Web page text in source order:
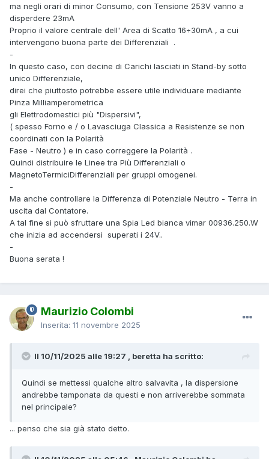
ma negli orari di minor Consumo, con Tensione 253V vanno a
disperdere 23mA
Proprio il valore centrale dell' Area di Scatto 16÷30mA , a cui
intervengono buona parte dei Differenziali .
-
In questo caso, con decine di Carichi lasciati in Stand-by sotto
unico Differenziale,
direi che piuttosto potrebbe essere utile individuare mediante
Pinza Milliamperometrica
gli Elettrodomestici più "Dispersivi",
( spesso Forno e / o Lavasciuga Classica a Resistenze se non
coordinati con la Polarità
Fase - Neutro ) e in caso correggere la Polarità .
Quindi distribuire le Linee tra Più Differenziali o
MagnetoTermiciDifferenziali per gruppi omogenei.
-
Ma anche controllare la Differenza di Potenziale Neutro - Terra in
uscita dal Contatore.
A tal fine si può sfruttare una Spia Led bianca vimar 00936.250.W
che inizia ad accendersi superati i 24V..
-
Buona serata !
Maurizio Colombi
Inserita: 11 novembre 2025
Il 10/11/2025 alle 19:27 , beretta ha scritto:
Quindi se mettessi qualche altro salvavita , la dispersione
andrebbe tamponata da questi e non arriverebbe sommata
nel principale?
... penso che sia già stato detto.